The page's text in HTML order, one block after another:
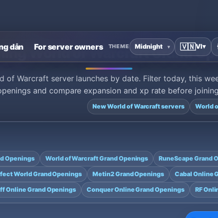
dẫn For server owners THEME 🇻🇳VI▾
World of Warcraft Grand
of Warcraft server launches by date. Filter today, this
and compare expansion and xp rate before
New World of Warcraft servers World
Openings World of Warcraft Grand Openings RuneScape Grand
World Grand Openings Metin2 Grand Openings Cabal Online
Online Grand Openings Conquer Online Grand Openings RF